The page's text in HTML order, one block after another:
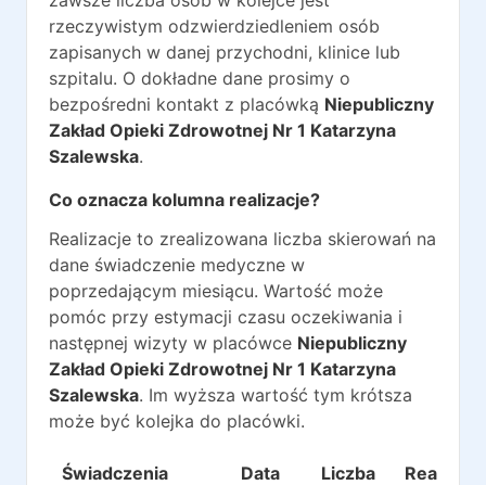
rzeczywistym odzwierdziedleniem osób
zapisanych w danej przychodni, klinice lub
szpitalu. O dokładne dane prosimy o
bezpośredni kontakt z placówką Niepubliczny
Zakład Opieki Zdrowotnej Nr 1 Katarzyna
Szalewska.
Co oznacza kolumna realizacje?
Realizacje to zrealizowana liczba skierowań na
dane świadczenie medyczne w
poprzedającym miesiącu. Wartość może
pomóc przy estymacji czasu oczekiwania i
następnej wizyty w placówce Niepubliczny
Zakład Opieki Zdrowotnej Nr 1 Katarzyna
Szalewska. Im wyższa wartość tym krótsza
może być kolejka do placówki.
Świadczenia
Data
Liczba